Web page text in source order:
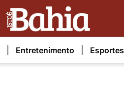
Entretenimento Esportes